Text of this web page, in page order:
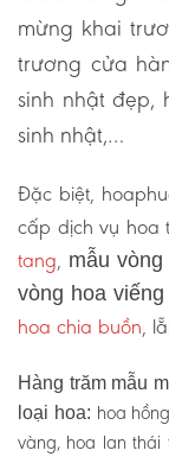
mừng khai
trương cửa
sinh nhật đẹp,
sinh nhật,…
Đặc biệt,
cấp dịch vụ
tang, mẫu
vòng hoa
hoa chia buồn,
Hàng trăm mẫu
loại hoa: hoa
vàng, hoa lan thái